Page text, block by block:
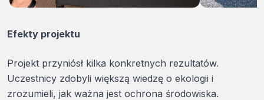
Efekty projektu
Projekt przyniósł kilka konkretnych rezultatów.
Uczestnicy zdobyli większą wiedzę o ekologii i
zrozumieli, jak ważna jest ochrona środowiska.